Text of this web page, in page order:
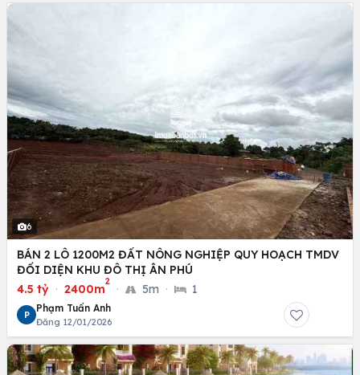
6
BÁN 2 LÔ 1200M2 ĐẤT NÔNG NGHIỆP QUY HOẠCH TMDV
ĐỐI DIỆN KHU ĐÔ THỊ ÂN PHÚ
4.5 tỷ · 2400m
2
· 5m · 1
P
Phạm Tuấn Anh
Đăng 12/01/2026